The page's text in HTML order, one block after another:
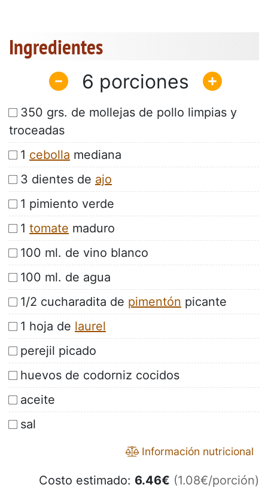
Ingredientes
6
350 grs. de mollejas de pollo limpias y
troceadas
1 cebolla mediana
3 dientes de ajo
1 pimiento verde
1 tomate maduro
100 ml. de vino blanco
100 ml. de agua
1/2 cucharadita de pimentón picante
1 hoja de laurel
perejil picado
huevos de codorniz cocidos
aceite
sal
Información nutricional
Costo estimado: 6.46€ (1.08€/porción)